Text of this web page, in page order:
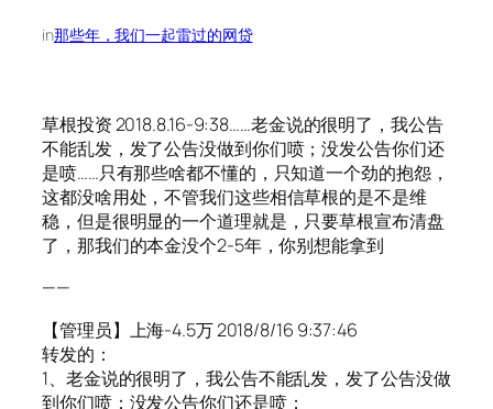
in那些年，我们一起雷过的网贷
草根投资 2018.8.16-9:38……老金说的很明了，我公告
不能乱发，发了公告没做到你们喷；没发公告你们还
是喷……只有那些啥都不懂的，只知道一个劲的抱怨，
这都没啥用处，不管我们这些相信草根的是不是维
稳，但是很明显的一个道理就是，只要草根宣布清盘
了，那我们的本金没个2-5年，你别想能拿到
——
【管理员】上海-4.5万 2018/8/16 9:37:46
转发的：
1、老金说的很明了，我公告不能乱发，发了公告没做
到你们喷；没发公告你们还是喷；